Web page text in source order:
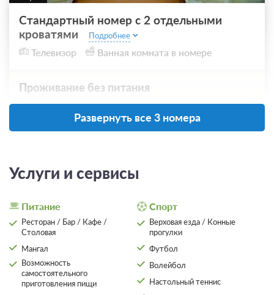
Стандартный номер с 2 отдельными
кроватями
Подробнее
Телевизор Ванная комната в номере
Проживание без питания
Развернуть все 3 номера
Услуги и сервисы
Питание
Ресторан / Бар / Кафе /
Столовая
Мангал
Возможность
самостоятельного
приготовления пищи
Спорт
Верховая езда / Конные
прогулки
Футбол
Волейбол
Настольный теннис